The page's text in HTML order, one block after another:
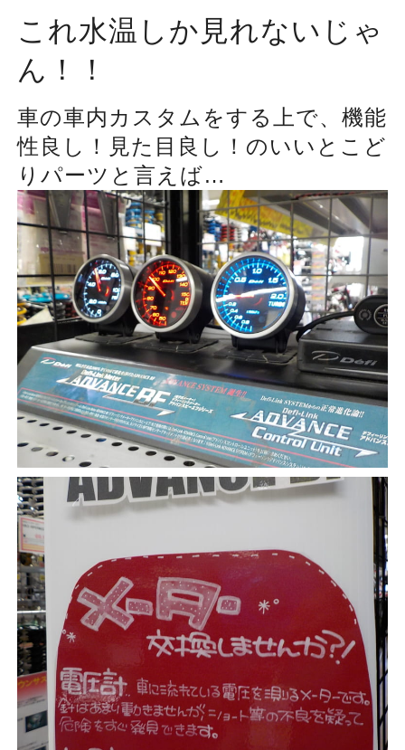
これ水温しか見れないじゃ
ん！！
車の車内カスタムをする上で、機能
性良し！見た目良し！のいいとこど
りパーツと言えば…